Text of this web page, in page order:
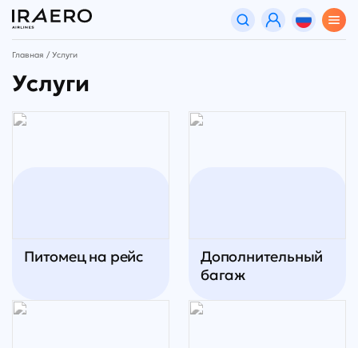
Главная Услуги
Услуги
Питомец на рейс
Дополнительный
багаж